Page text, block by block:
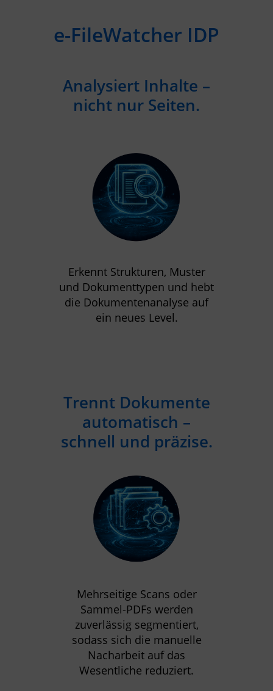
e-FileWatcher IDP
Analysiert Inhalte –
nicht nur Seiten.
Erkennt Strukturen, Muster
und Dokumenttypen und hebt
die Dokumentenanalyse auf
ein neues Level.
Trennt Dokumente
automatisch –
schnell und präzise.
Mehrseitige Scans oder
Sammel-PDFs werden
zuverlässig segmentiert,
sodass sich die manuelle
Nacharbeit auf das
Wesentliche reduziert.